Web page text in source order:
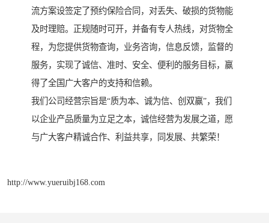
流方案设签定了预约保险合同，对丢失、破损的货物能
及时理赔。正规随时可开，并备有专人热线，对货物全
程，为您提供货物查询，业务咨询，信息反馈，监督的
服务，实现了诚信、准时、安全、便利的服务目标，赢
得了全国广大客户的支持和信赖。
我们公司经营宗旨是“质为本、诚为信、创双赢”，我们
以企业产品质量为立足之本，诚信经营为发展之道，愿
与广大客户精诚合作、利益共享，同发展、共繁荣！
http://www.yueruibj168.com